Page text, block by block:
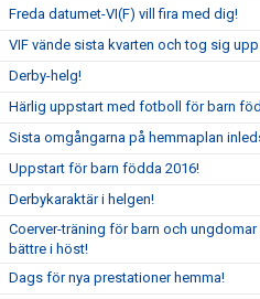
Freda datumet-VI(F) vill fira med dig!
VIF vände sista kvarten och tog sig upp
Derby-helg!
Härlig uppstart med fotboll för barn
Sista omgångarna på hemmaplan
Uppstart för barn födda 2016!
Derbykaraktär i helgen!
Coerver-träning för barn och
bättre i höst!
Dags för nya prestationer hemma!